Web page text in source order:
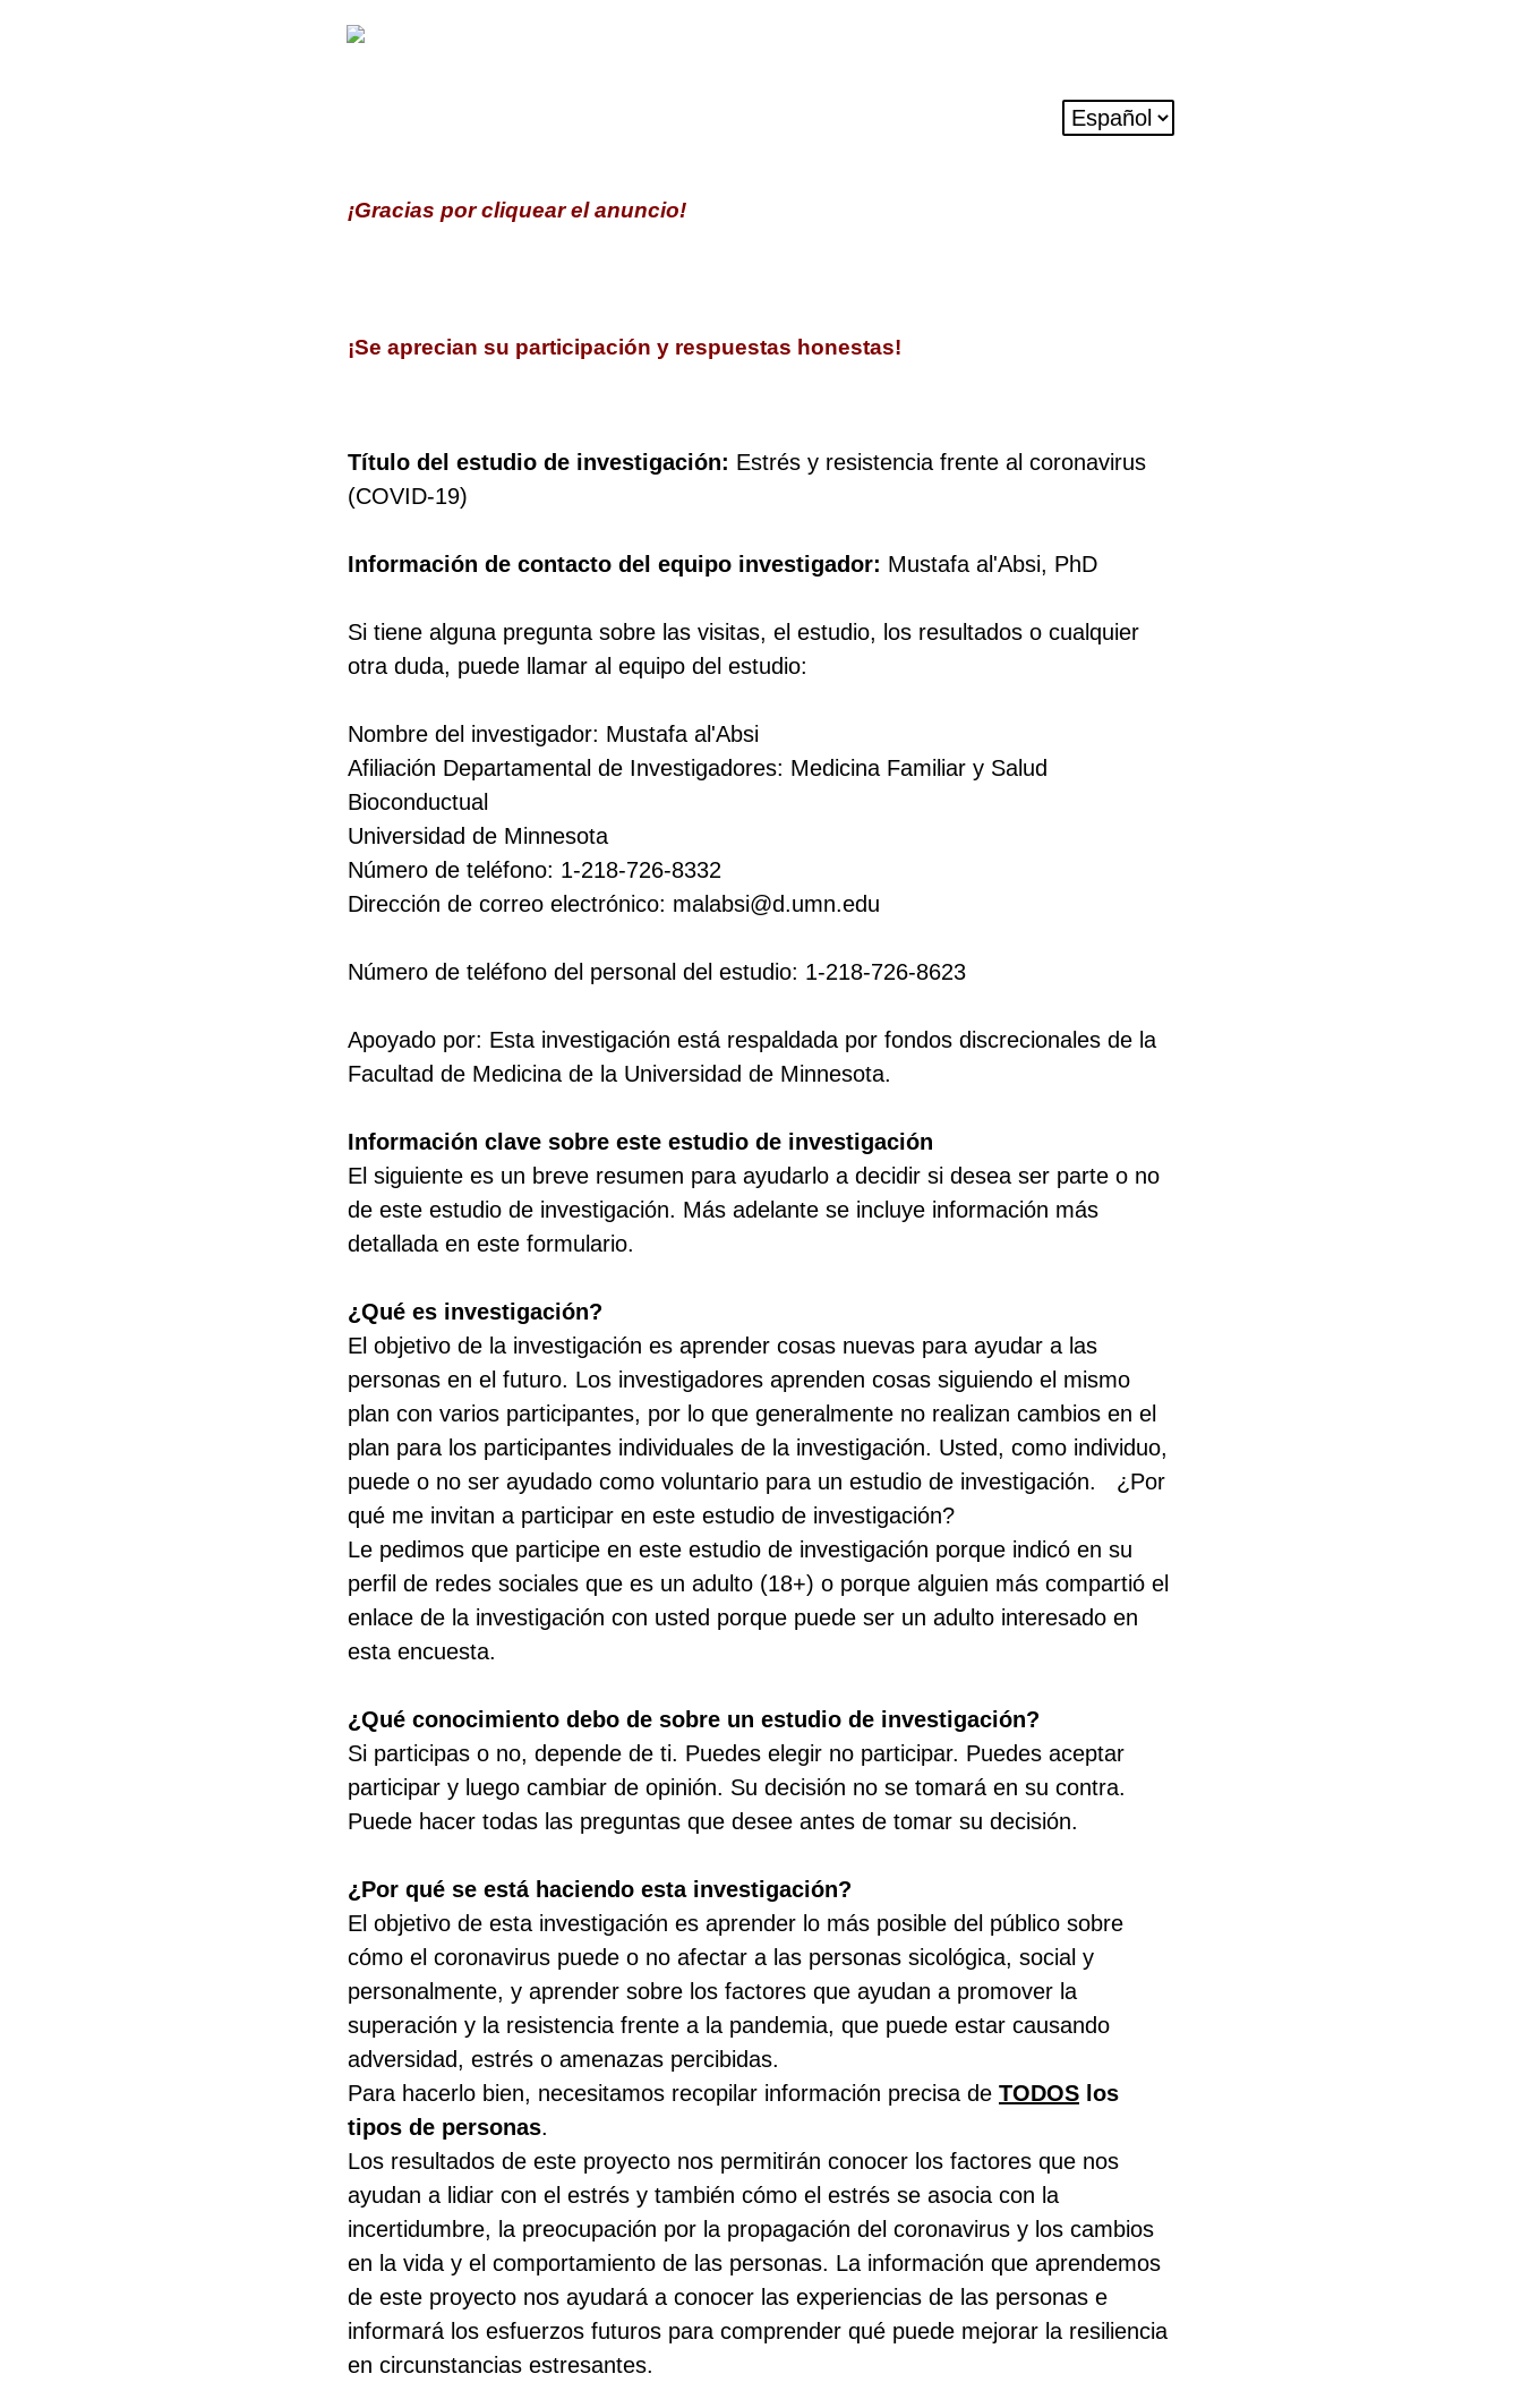
¡Gracias por cliquear el anuncio!
¡Se aprecian su participación y respuestas honestas!
Título del estudio de investigación: Estrés y resistencia frente al coronavirus
(COVID-19)
Información de contacto del equipo investigador: Mustafa al'Absi, PhD
Si tiene alguna pregunta sobre las visitas, el estudio, los resultados o cualquier
otra duda, puede llamar al equipo del estudio:
Nombre del investigador: Mustafa al'Absi
Afiliación Departamental de Investigadores: Medicina Familiar y Salud
Bioconductual
Universidad de Minnesota
Número de teléfono: 1-218-726-8332
Dirección de correo electrónico: malabsi@d.umn.edu
Número de teléfono del personal del estudio: 1-218-726-8623
Apoyado por: Esta investigación está respaldada por fondos discrecionales de la
Facultad de Medicina de la Universidad de Minnesota.
Información clave sobre este estudio de investigación
El siguiente es un breve resumen para ayudarlo a decidir si desea ser parte o no
de este estudio de investigación. Más adelante se incluye información más
detallada en este formulario.
¿Qué es investigación?
El objetivo de la investigación es aprender cosas nuevas para ayudar a las
personas en el futuro. Los investigadores aprenden cosas siguiendo el mismo
plan con varios participantes, por lo que generalmente no realizan cambios en el
plan para los participantes individuales de la investigación. Usted, como individuo,
puede o no ser ayudado como voluntario para un estudio de investigación. ¿Por
qué me invitan a participar en este estudio de investigación?
Le pedimos que participe en este estudio de investigación porque indicó en su
perfil de redes sociales que es un adulto (18+) o porque alguien más compartió el
enlace de la investigación con usted porque puede ser un adulto interesado en
esta encuesta.
¿Qué conocimiento debo de sobre un estudio de investigación?
Si participas o no, depende de ti. Puedes elegir no participar. Puedes aceptar
participar y luego cambiar de opinión. Su decisión no se tomará en su contra.
Puede hacer todas las preguntas que desee antes de tomar su decisión.
¿Por qué se está haciendo esta investigación?
El objetivo de esta investigación es aprender lo más posible del público sobre
cómo el coronavirus puede o no afectar a las personas sicológica, social y
personalmente, y aprender sobre los factores que ayudan a promover la
superación y la resistencia frente a la pandemia, que puede estar causando
adversidad, estrés o amenazas percibidas.
Para hacerlo bien, necesitamos recopilar información precisa de TODOS los
tipos de personas.
Los resultados de este proyecto nos permitirán conocer los factores que nos
ayudan a lidiar con el estrés y también cómo el estrés se asocia con la
incertidumbre, la preocupación por la propagación del coronavirus y los cambios
en la vida y el comportamiento de las personas. La información que aprendemos
de este proyecto nos ayudará a conocer las experiencias de las personas e
informará los esfuerzos futuros para comprender qué puede mejorar la resiliencia
en circunstancias estresantes.